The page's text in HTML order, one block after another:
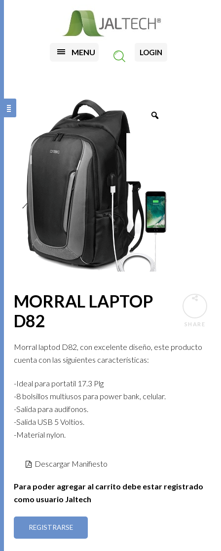
MENU LOGIN
SHARE
MORRAL LAPTOP
D82
Morral laptod D82, con excelente diseño, este producto
cuenta con las siguientes características:
-Ideal para portatil 17.3 Plg
-8 bolsillos multiusos para power bank, celular.
-Salida para audífonos.
-Salida USB 5 Voltios.
-Material nylon.
Descargar Manifiesto
Para poder agregar al carrito debe estar registrado
como usuario Jaltech
REGISTRARSE